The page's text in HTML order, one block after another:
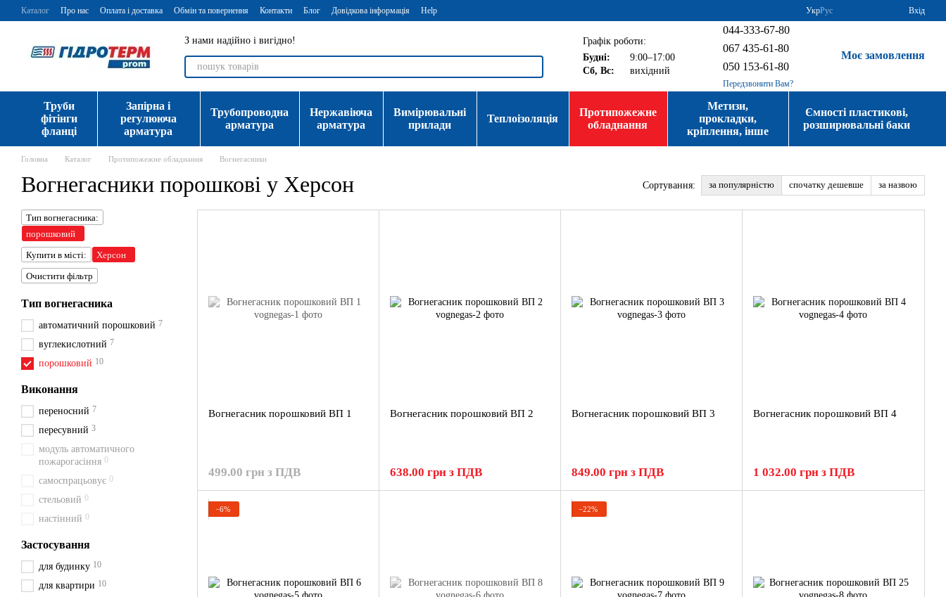
Перейти до основного контенту
Каталог Про нас Оплата і доставка Обмін та повернення Контакти Блог Довідкова інформація Help УкрРус Вхід
З нами надійно і вигідно!
Графік роботи:
Будні:
9:00–17:00
Сб, Вс:
вихідний
044-333-67-80
067 435-61-80
050 153-61-80
Передзвонити Вам?
Моє замовлення
Труби
фітінги
фланці
Запірна і
регулююча
арматура
Трубопроводна
арматура
Нержавіюча
арматура
Вимірювальні
прилади
Теплоізоляція
Протипожежне
обладнання
Метизи,
прокладки,
кріплення, інше
Ємності пластикові,
розширювальні баки
Головна Каталог Протипожежне обладнання Вогнегасники
Вогнегасники порошкові у Херсон Сортування: за популярністю спочатку дешевше за назвою
Вогнегасник порошковий ВП 1
499.00 грн з ПДВ
Вогнегасник порошковий ВП 2
638.00 грн з ПДВ
Вогнегасник порошковий ВП 3
849.00 грн з ПДВ
Вогнегасник порошковий ВП 4
1 032.00 грн з ПДВ
−6% −22%
Тип вогнегасника:
порошковий
Купити в місті:
Херсон
Очистити фільтр
Тип вогнегасника
автоматичний порошковий 7
вуглекислотний 7
порошковий 10
Виконання
переносний 7
пересувний 3
модуль автоматичного
пожарогасіння 0
самоспрацьовує 0
стельовий 0
настінний 0
Застосування
для будинку 10
для квартири 10